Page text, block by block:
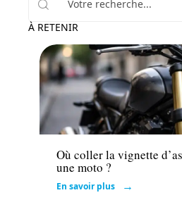
À RETENIR
Où coller la vignette
une moto ?
En savoir plus